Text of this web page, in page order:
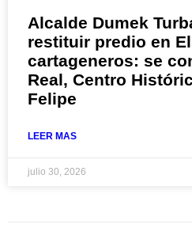
Alcalde Dumek
restituir predio en
cartageneros: se
Real, Centro
Felipe
LEER MAS
julio 30, 2026